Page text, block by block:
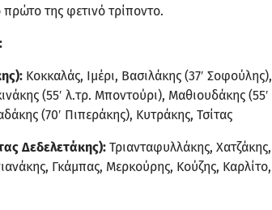
της φετινό τρίποντο.
Κοκκαλάς, Ιμέρι, Βασιλάκης (37′ Σοφούλης),
(55′ λ.τρ. Μποντούρι), Μαθιουδάκης (55′
(70′ Πιπεράκης), Κυτράκης, Τσίτας
Δεδελετάκης): Τριανταφυλλάκης, Χατζάκης,
Γκάμπας, Μερκούρης, Κούζης, Καρλίτο,